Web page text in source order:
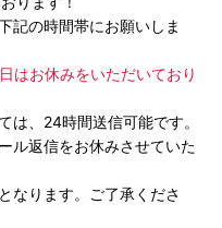
記の時間帯にお願いしま
はお休みをいただいており
は、24時間送信可能です。
ル返信をお休みさせていた
なります。ご了承くださ